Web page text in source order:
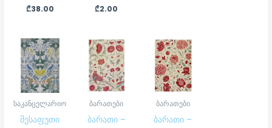
₾38.00 ₾2.00
საკანცელარიო
შესაფუთი
ბარათები
ბარათი –
ბარათები
ბარათი –